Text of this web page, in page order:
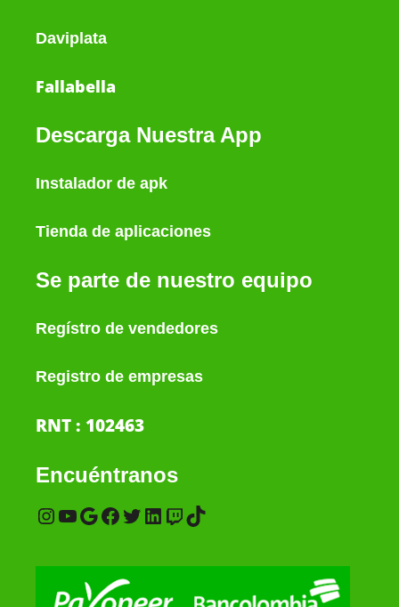
Daviplata
Fallabella
Descarga Nuestra App
Instalador de apk
Tienda de aplicaciones
Se parte de nuestro equipo
Regístro de vendedores
Registro de empresas
RNT : 102463
Encuéntranos